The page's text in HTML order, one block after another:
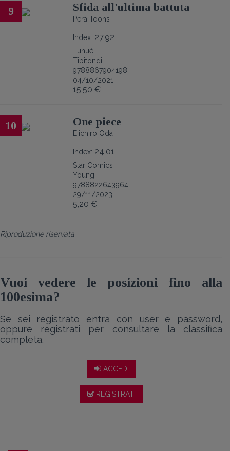
9 Sfida all'ultima battuta
Pera Toons
Index: 27,92
Tunué
Tipitondi
9788867904198
04/10/2021
15,50 €
10 One piece
Eiichiro Oda
Index: 24,01
Star Comics
Young
9788822643964
29/11/2023
5,20 €
Riproduzione riservata
Vuoi vedere le posizioni fino alla
100esima?
Se sei registrato entra con user e password,
oppure registrati per consultare la classifica
completa.
ACCEDI
REGISTRATI